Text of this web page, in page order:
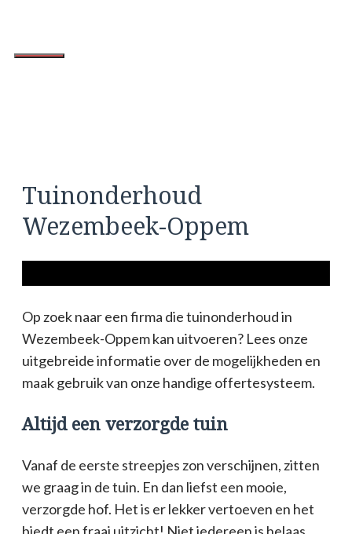
de
Tuinonderhoud
Wezembeek-Oppem
Op zoek naar een firma die tuinonderhoud in
Wezembeek-Oppem kan uitvoeren? Lees onze
uitgebreide informatie over de mogelijkheden en
maak gebruik van onze handige offertesysteem.
Altijd een verzorgde tuin
Vanaf de eerste streepjes zon verschijnen, zitten
we graag in de tuin. En dan liefst een mooie,
verzorgde hof. Het is er lekker vertoeven en het